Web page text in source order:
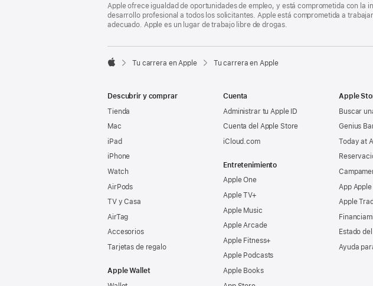
Footer
Apple ofrece igualdad de oportunidades de empleo, y está comprometida con
desarrollo profesional a todos los solicitantes. Apple está comprometida a
adecuado. Apple es un lugar de trabajo libre de drogas.

Tu carrera en Apple Tu carrera en Apple
Descubrir y comprar
Tienda
Mac
iPad
iPhone
Watch
AirPods
TV y Casa
AirTag
Accesorios
Tarjetas de regalo
Apple Wallet
Cuenta
Administrar tu Apple ID
Cuenta del Apple Store
iCloud.com
Entretenimiento
Apple One
Apple TV+
Apple Music
Apple Arcade
Apple Fitness+
Apple Podcasts
Apple Books
Apple
Buscar
Genius
Today at
App
Apple
Estado
Ayuda